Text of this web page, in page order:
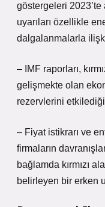
göstergeleri 2023’te
uyarıları özellikle
dalgalanmalarla
– IMF raporları,
gelişmekte olan
rezervlerini
– Fiyat istikrarı ve
firmaların
bağlamda kırmızı
belirleyen bir erken